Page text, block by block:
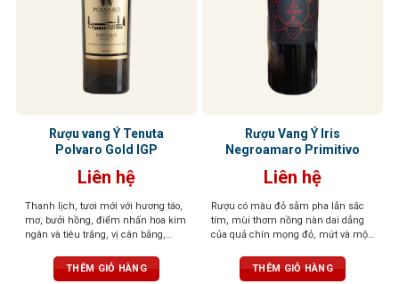
Rượu vang Ý Tenuta
Polvaro Gold IGP
Liên hệ
Thanh lịch, tươi mới với hương táo,
mơ, bưởi hồng, điểm nhấn hoa kim
ngân và tiêu trắng, vị cân bằng,
THÊM GIỎ HÀNG
Rượu Vang Ý Iris
Negroamaro Primitivo
Liên hệ
Rượu có màu đỏ sẫm pha lẫn sắc
tím, mùi thơm nồng nàn dai dẳng
của quả chín mọng đỏ, mứt và một
rượu tròn đầy, tannin mạnh mẽ,
cân bằng tuyệt vời
THÊM GIỎ HÀNG